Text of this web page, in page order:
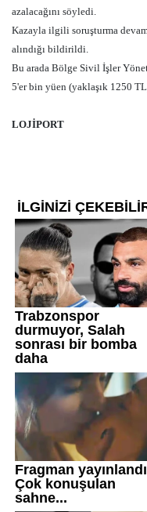
azalacağını söyledi.
Kazayla ilgili soruşturma
alındığı bildirildi.
Bu arada Bölge Sivil İşler
5'er bin yüen (yaklaşık 1250
LOJİPORT